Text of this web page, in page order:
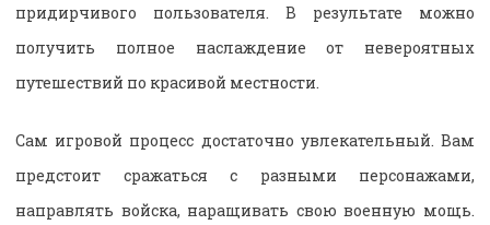
придирчивого пользователя. В результате можно
получить полное наслаждение от невероятных
путешествий по красивой местности.
Сам игровой процесс достаточно увлекательный. Вам
предстоит сражаться с разными персонажами,
направлять войска, наращивать свою военную мощь.